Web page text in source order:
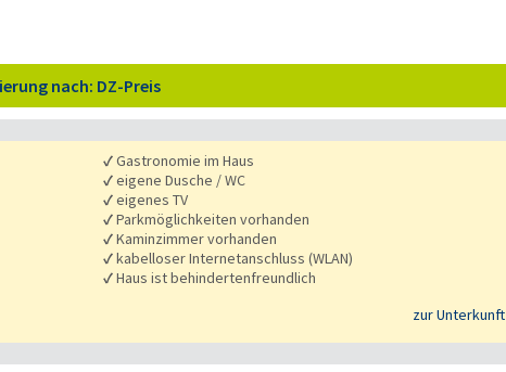
nach: DZ-Preis
✓Gastronomie im Haus
✓eigene Dusche / WC
✓eigenes TV
✓Parkmöglichkeiten vorhanden
✓Kaminzimmer vorhanden
✓kabelloser Internetanschluss (WLAN)
✓Haus ist behindertenfreundlich
zur Unterkunft